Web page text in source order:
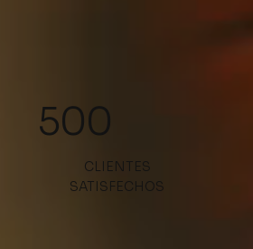
500
CLIENTES
SATISFECHOS